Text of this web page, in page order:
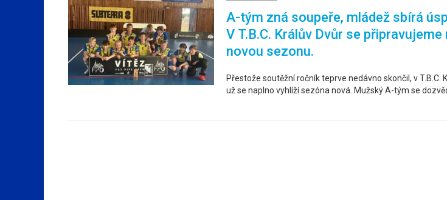
A-tým zná soupeře, mládež sbírá
V T.B.C. Králův Dvůr se připravujeme
novou sezonu.
Přestože soutěžní ročník teprve nedávno skončil, v T.B.C.
už se naplno vyhlíží sezóna nová. Mužský A-tým se